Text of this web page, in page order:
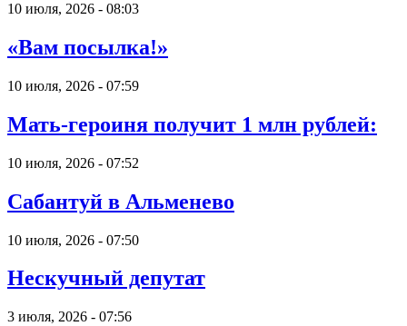
10 июля, 2026 - 08:03
«Вам посылка!»
10 июля, 2026 - 07:59
Мать-героиня получит 1 млн рублей:
10 июля, 2026 - 07:52
Сабантуй в Альменево
10 июля, 2026 - 07:50
Нескучный депутат
3 июля, 2026 - 07:56